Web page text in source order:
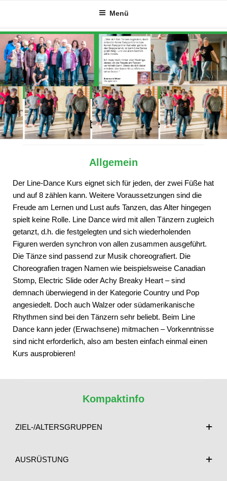
springen
Menü
Alles Wichtige auf einen Blick
Allgemein
Der Line-Dance Kurs eignet sich für jeden, der zwei Füße hat
und auf 8 zählen kann. Weitere Voraussetzungen sind die
Freude am Lernen und Lust aufs Tanzen, das Alter hingegen
spielt keine Rolle. Line Dance wird mit allen Tänzern zugleich
getanzt, d.h. die festgelegten und sich wiederholenden
Figuren werden synchron von allen zusammen ausgeführt.
Die Tänze sind passend zur Musik choreografiert. Die
Choreografien tragen Namen wie beispielsweise Canadian
Stomp, Electric Slide oder Achy Breaky Heart – sind
demnach überwiegend in der Kategorie Country und Pop
angesiedelt. Doch auch Walzer oder südamerikanische
Rhythmen sind bei den Tänzern sehr beliebt. Beim Line
Dance kann jeder (Erwachsene) mitmachen – Vorkenntnisse
sind nicht erforderlich, also am besten einfach einmal einen
Kurs ausprobieren!
Kompaktinfo
ZIEL-/ALTERSGRUPPEN
AUSRÜSTUNG